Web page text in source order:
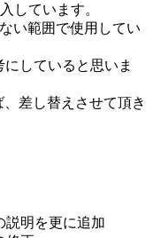
しています。
い範囲で使用してい
していると思いま
差し替えさせて頂き
説明を更に追加